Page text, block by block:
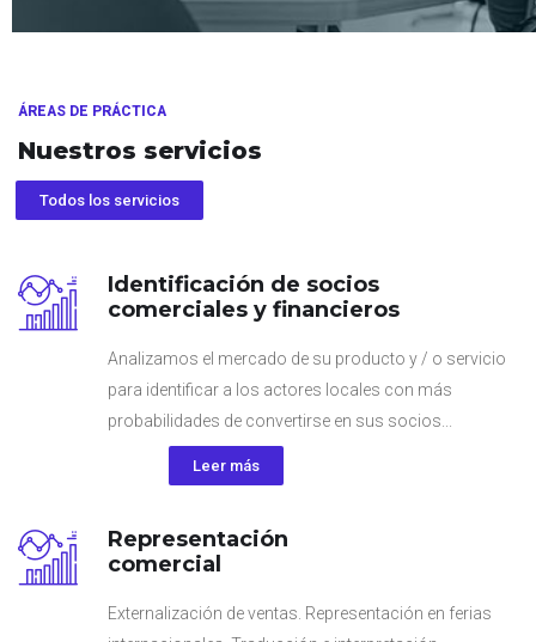
ÁREAS DE PRÁCTICA
Nuestros servicios
Todos los servicios
Identificación de socios
comerciales y financieros
Analizamos el mercado de su producto y / o servicio
para identificar a los actores locales con más
probabilidades de convertirse en sus socios...
Leer más
Representación
comercial
Externalización de ventas. Representación en ferias